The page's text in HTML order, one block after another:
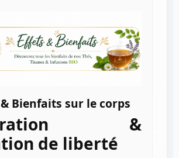
Bienfaits sur le corps
&
de liberté